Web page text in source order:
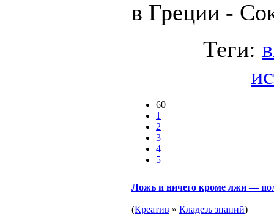
в Греции -
Теги:
60
1
2
3
4
5
Ложь и ничего кроме лжи —
(Креатив » Кладезь знаний)